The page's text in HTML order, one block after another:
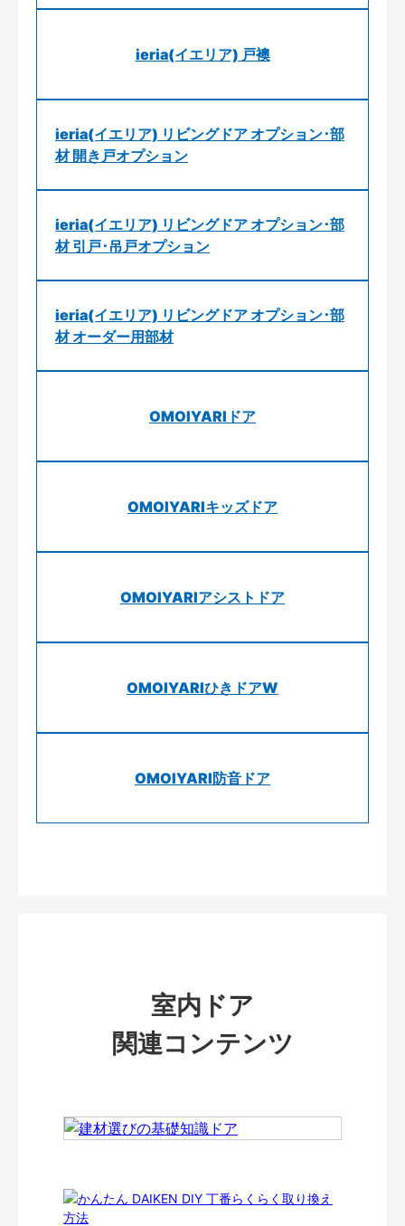
ieria(イエリア) 戸襖
ieria(イエリア) リビングドア オプション･部
材 開き戸オプション
ieria(イエリア) リビングドア オプション･部
材 引戸･吊戸オプション
ieria(イエリア) リビングドア オプション･部
材 オーダー用部材
OMOIYARIドア
OMOIYARIキッズドア
OMOIYARIアシストドア
OMOIYARIひきドアW
OMOIYARI防音ドア
室内ドア
関連コンテンツ